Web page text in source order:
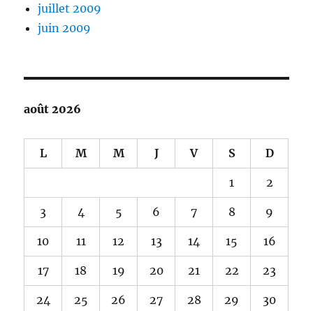
juillet 2009
juin 2009
août 2026
L M M J V S D
1 2
3 4 5 6 7 8 9
10 11 12 13 14 15 16
17 18 19 20 21 22 23
24 25 26 27 28 29 30